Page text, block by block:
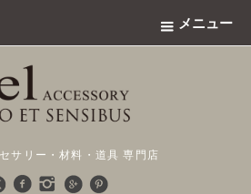
メニュー
サリー・材料・道具 専門店